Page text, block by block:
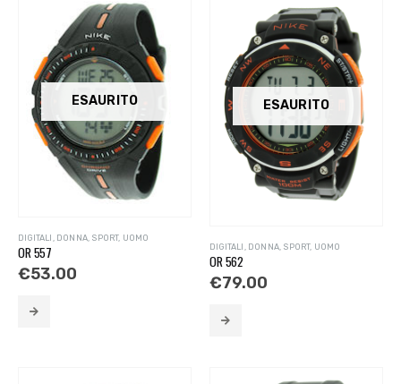
ESAURITO
DIGITALI DONNA SPORT, UOMO
OR 557
€53.00
ESAURITO
DIGITALI DONNA SPORT, UOMO
OR 562
€79.00